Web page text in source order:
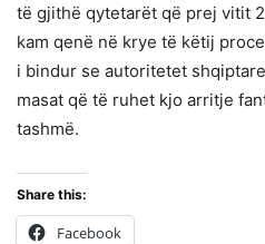
të gjithë qytetarët që prej vitit
kam qenë në krye të këtij
i bindur se autoritetet
masat që të ruhet kjo arritje
tashmë.
Share this:
Facebook